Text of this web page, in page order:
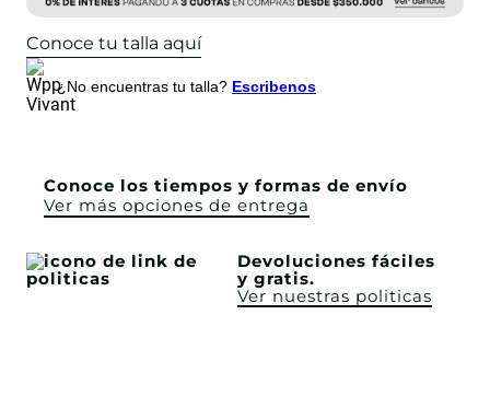
Conoce tu talla aquí
¿No encuentras tu talla? Escribenos
Conoce los tiempos y formas de envío
Ver más opciones de entrega
Devoluciones fáciles
y gratis.
Ver nuestras politicas